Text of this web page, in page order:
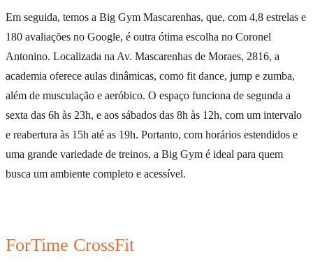
Em seguida, temos a Big Gym Mascarenhas, que, com 4,8 estrelas e
180 avaliações no Google, é outra ótima escolha no Coronel
Antonino. Localizada na Av. Mascarenhas de Moraes, 2816, a
academia oferece aulas dinâmicas, como fit dance, jump e zumba,
além de musculação e aeróbico. O espaço funciona de segunda a
sexta das 6h às 23h, e aos sábados das 8h às 12h, com um intervalo
e reabertura às 15h até as 19h. Portanto, com horários estendidos e
uma grande variedade de treinos, a Big Gym é ideal para quem
busca um ambiente completo e acessível.
ForTime CrossFit